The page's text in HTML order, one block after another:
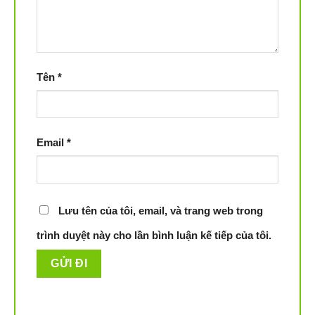
Tên *
Email *
Lưu tên của tôi, email, và trang web trong
trình duyệt này cho lần bình luận kế tiếp của tôi.